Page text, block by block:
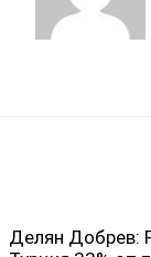
Делян Добрев: